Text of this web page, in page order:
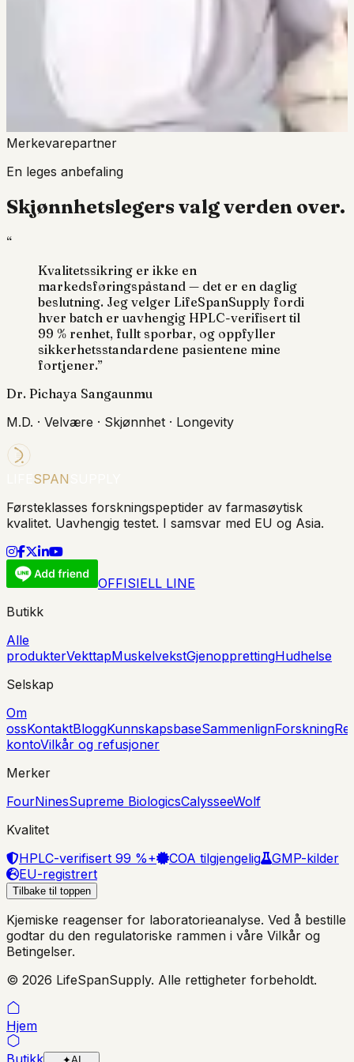
Merkevarepartner
En leges anbefaling
Skjønnhetslegers valgverden over.
“
Kvalitetssikring er ikke en
markedsføringspåstand — det er en daglig
beslutning. Jeg velger LifeSpanSupply fordi
hver batch er uavhengig HPLC-verifisert til
99 % renhet, fullt sporbar, og oppfyller
sikkerhetsstandardene pasientene mine
fortjener.”
Dr. Pichaya Sangaunmu
M.D. · Velvære · Skjønnhet · Longevity
SPAN
Førsteklasses forskningspeptider av farmasøytisk
kvalitet. Uavhengig testet. I samsvar med EU og Asia.
OFFISIELL LINE
Butikk
Alle
produkterVekttapMuskelvekstGjenopprettingHudhelse
Selskap
Om
ossKontaktBloggKunnskapsbaseSammenlignForskning
kontoVilkår og refusjoner
Merker
FourNinesSupreme BiologicsCalysseeWolf
Kvalitet
HPLC-verifisert 99 %+
COA tilgjengelig
GMP-kilder
EU-registrert
Tilbake til toppen
Kjemiske reagenser for laboratorieanalyse. Ved å bestille
godtar du den regulatoriske rammen i våre Vilkår og
Betingelser.
© 2026 LifeSpanSupply. Alle rettigheter forbeholdt.
Hjem
Butikk